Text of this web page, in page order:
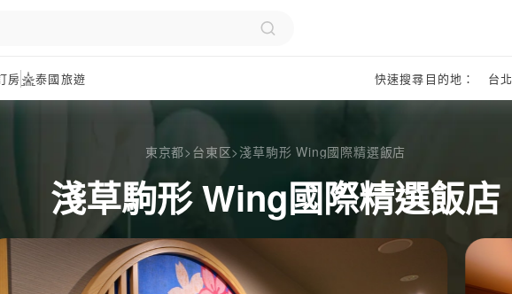
房 泰國旅遊 快速搜尋目的地： 台北
東京都>台東区>淺草駒形 Wing國際精選飯店
淺草駒形 Wing國際精選飯店